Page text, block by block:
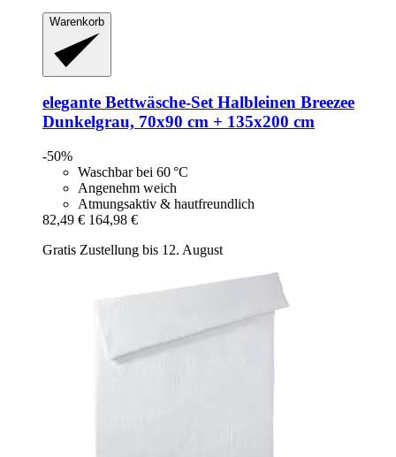
Warenkorb
elegante Bettwäsche-​Set Halbleinen Breezee
Dunkelgrau, 70x90 cm + 135x200 cm
-50%
Waschbar bei 60 °C
Angenehm weich
Atmungsaktiv & hautfreundlich
82,49 € 164,98 €
Gratis Zustellung bis 12. August